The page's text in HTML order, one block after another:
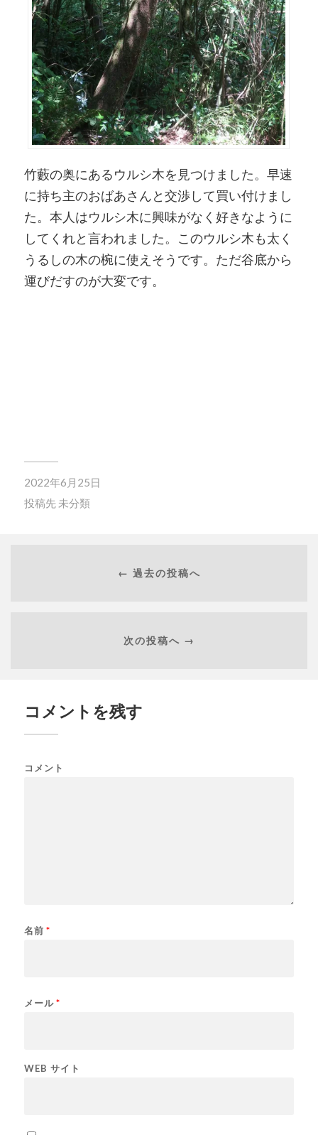
竹藪の奥にあるウルシ木を見つけました。早速
に持ち主のおばあさんと交渉して買い付けまし
た。本人はウルシ木に興味がなく好きなように
してくれと言われました。このウルシ木も太く
うるしの木の椀に使えそうです。ただ谷底から
運びだすのが大変です。
2022年6月25日
投稿先 未分類
← 過去の投稿へ
次の投稿へ →
コメントを残す
コメント
名前 *
メール *
WEB サイト